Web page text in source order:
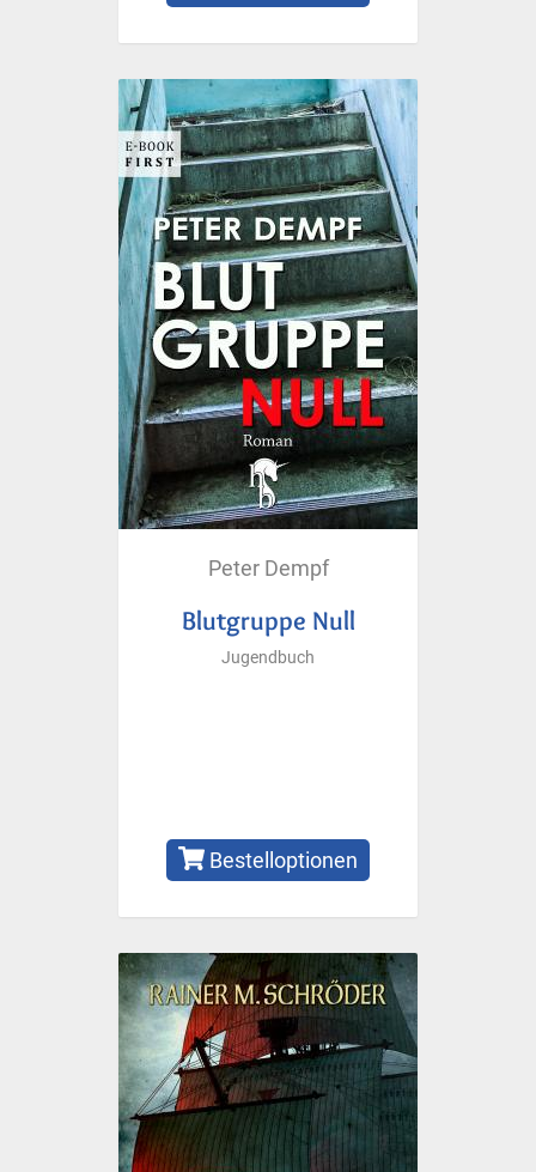
Peter Dempf
Blutgruppe Null
Jugendbuch
Bestelloptionen